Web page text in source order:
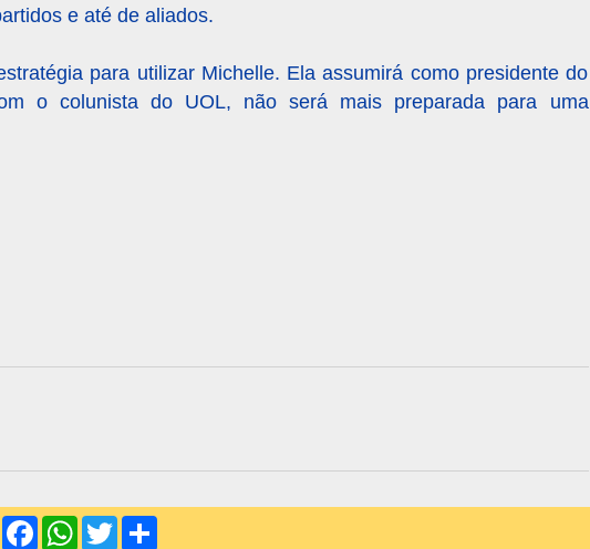
e até de aliados.
para utilizar Michelle. Ela assumirá como presidente do
o colunista do UOL, não será mais preparada para uma
F
a
W
h
T
w
S